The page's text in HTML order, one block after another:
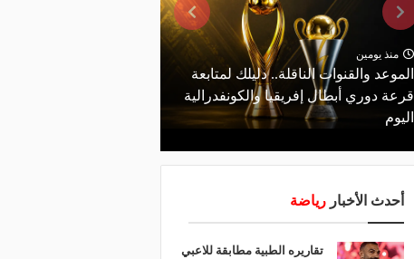
منذ يومين
الموعد والقنوات الناقلة.. دليلك لمتابعة
قرعة دوري أبطال إفريقيا والكونفدرالية
اليوم
أحدث الأخبار رياضة
تقاريره الطبية مطابقة للاعبي